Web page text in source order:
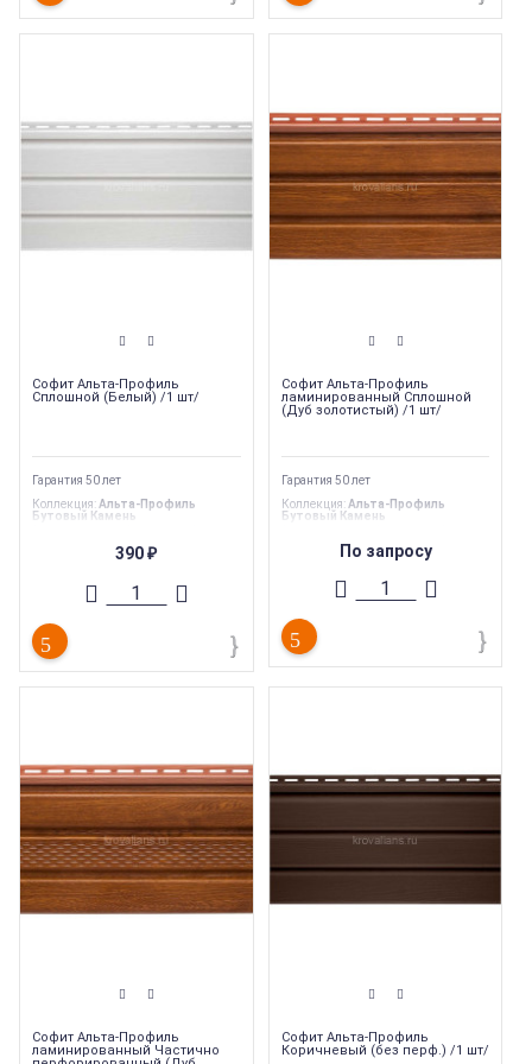
Софит Альта-Профиль
Сплошной (Белый) /1 шт/
Гарантия 50 лет
Коллекция:Альта-Профиль
Бутовый Камень
Виниловые софиты
Тип перфорации:Сплошной
390₽
Софит Альта-Профиль
ламинированный Сплошной
(Дуб золотистый) /1 шт/
Гарантия 50 лет
Коллекция:Альта-Профиль
Бутовый Камень
:Виниловые софиты
Тип перфорации:Сплошной
По запросу
Софит Альта-Профиль
ламинированный Частично
Софит Альта-Профиль
Коричневый (без перф.) /1 шт/